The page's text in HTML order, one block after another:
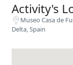
Activity's
Museo Casa de
Delta, Spain